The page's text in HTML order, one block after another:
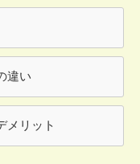
違い
メリット